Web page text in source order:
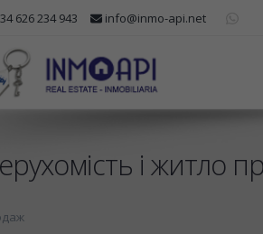
626 234 943 info@inmo-api.net
і житло